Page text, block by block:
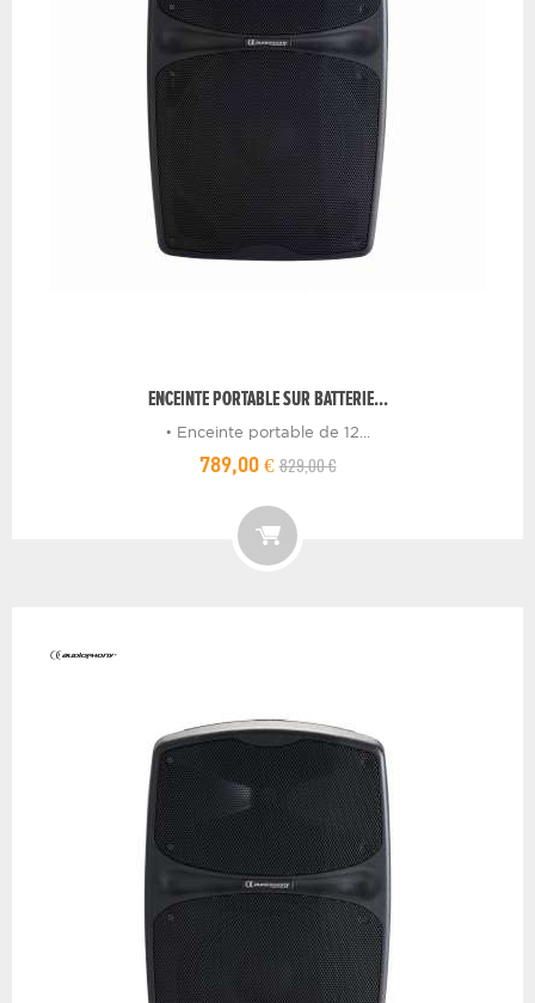
ENCEINTE PORTABLE SUR BATTERIE...
• Enceinte portable de 12...
789,00 €829,00 €